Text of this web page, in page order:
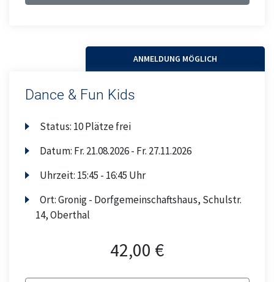
ANMELDUNG MÖGLICH
Dance & Fun Kids
Status: 10 Plätze frei
Datum: Fr. 21.08.2026 - Fr. 27.11.2026
Uhrzeit: 15:45 - 16:45 Uhr
Ort:Gronig - Dorfgemeinschaftshaus, Schulstr.
14, Oberthal
42,00 €